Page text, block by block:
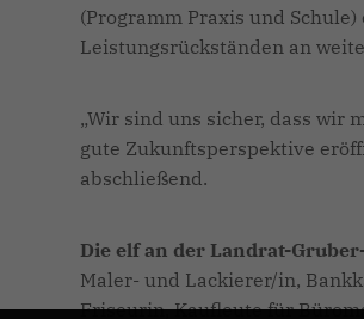
(Programm Praxis und
Leistungsrückständen an
Wir sind uns sicher, dass wir
gute Zukunftsperspektive
abschließend.
Die elf an der Landrat-
Maler- und Lackierer/in,
Friseurin, Kaufleute für